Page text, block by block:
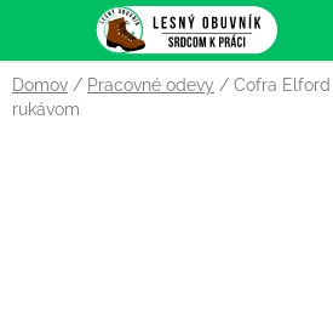
obsah
Domov / Pracovné odevy / Cofra
rukávom